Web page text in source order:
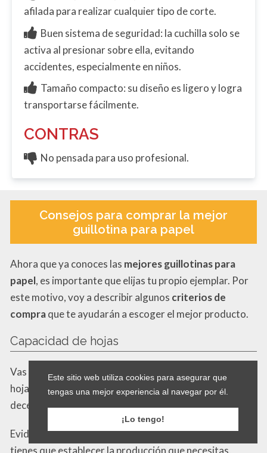
afilada para realizar cualquier tipo de corte.
Buen sistema de seguridad: la cuchilla solo se
activa al presionar sobre ella, evitando
accidentes, especialmente en niños.
Tamaño compacto: su diseño es ligero y logra
transportarse fácilmente.
CONTRAS
No pensada para uso profesional.
Consejos para comprar la mejor
guillotina para papel
Ahora que ya conoces las mejores guillotinas para
papel, es importante que elijas tu propio ejemplar. Por
este motivo, voy a describir algunos criterios de
compraque te ayudarán a escoger el mejor producto.
Capacidad de hojas
Vas a encontrar guillotinas que pueden cortar una sola
hoja a la vez, mientras que otras permiten cortar
decenas de papeles.
Evidentemente, para elegir el modelo más práctico,
tienes que establecer la producción que necesitas.
Este sitio web utiliza cookies para asegurar que
tengas una mejor experiencia al navegar por él.
¡Lo tengo!